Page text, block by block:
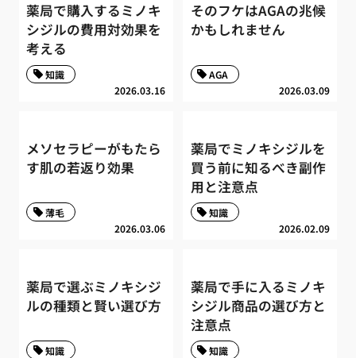
薬局で購入するミノキ
シジルの費用対効果を
考える
2026.03.16
知識
そのフケはAGAの兆候
かもしれません
2026.03.09
AGA
メソセラピーがもたら
す肌の若返り効果
2026.03.06
薄毛
薬局でミノキシジルを
買う前に知るべき副作
用と注意点
2026.02.09
知識
薬局で選ぶミノキシジ
ルの種類と賢い選び方
知識
薬局で手に入るミノキ
シジル商品の選び方と
注意点
知識